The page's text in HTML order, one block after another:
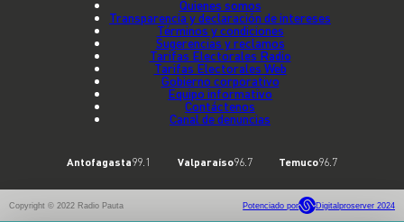
Quienes somos
Transparencia y declaración de intereses
Términos y condiciones
Sugerencias y reclamos
Tarifas Electorales Radio
Tarifas Electorales Web
Gobierno corporativo
Equipo informativo
Contáctenos
Canal de denuncias
Antofagasta99.1 Valparaíso96.7 Temuco96.7
Copyright © 2022 Radio Pauta Potenciado por Digitalproserver 2024